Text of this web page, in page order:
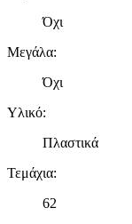
Όχι
Μεγάλα:
Όχι
Υλικό:
Πλαστικά
Τεμάχια:
62